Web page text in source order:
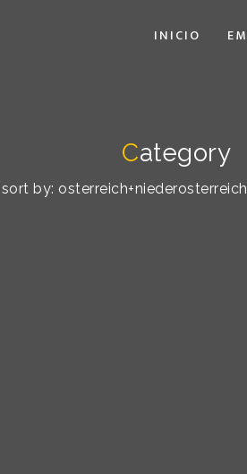
INICIO
Category
by: